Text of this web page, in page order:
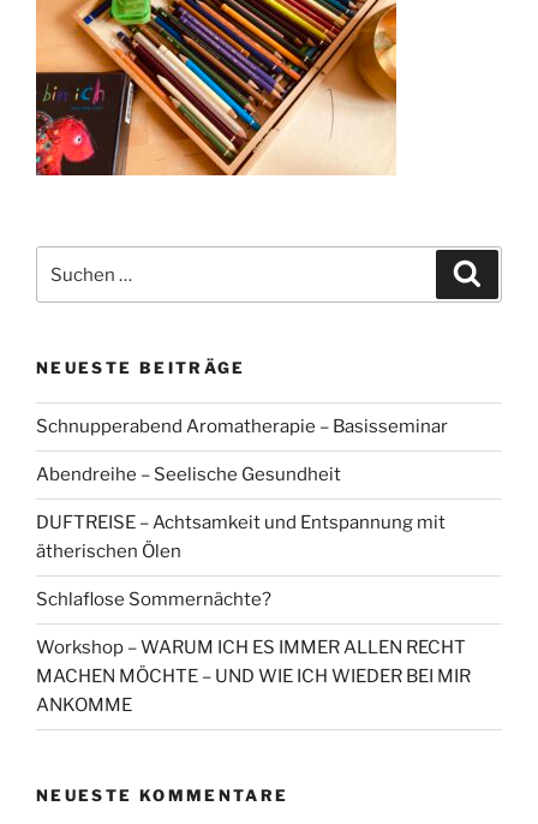
nach:
NEUESTE BEITRÄGE
Schnupperabend Aromatherapie – Basisseminar
Abendreihe – Seelische Gesundheit
DUFTREISE – Achtsamkeit und Entspannung mit
ätherischen Ölen
Schlaflose Sommernächte?
Workshop – WARUM ICH ES IMMER ALLEN RECHT
MACHEN MÖCHTE – UND WIE ICH WIEDER BEI MIR
ANKOMME
NEUESTE KOMMENTARE